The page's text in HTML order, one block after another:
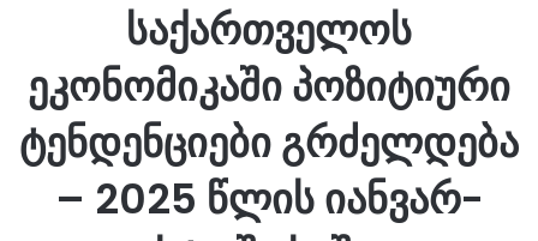
საქართველოს
ეკონომიკაში პოზიტიური
ტენდენციები გრძელდება
– 2025 წლის იანვარ-